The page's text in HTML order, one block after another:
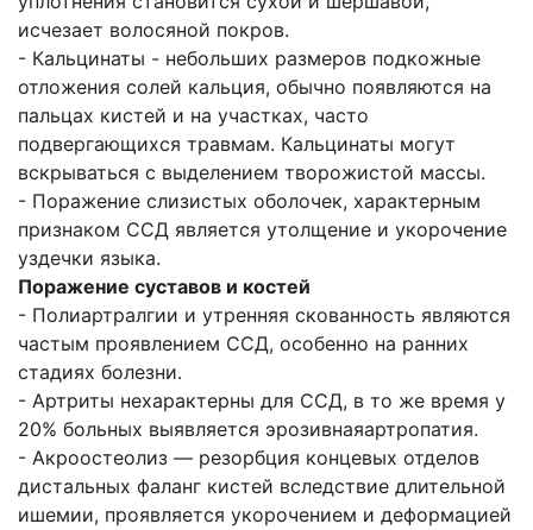
исчезает волосяной покров.
- Кальцинаты - небольших размеров подкожные
отложения солей кальция, обычно появляются на
пальцах кистей и на участках, часто
подвергающихся травмам. Кальцинаты могут
вскрываться с выделением творожистой массы.
- Поражение слизистых оболочек, характерным
признаком ССД является утолщение и укорочение
уздечки языка.
Поражение суставов и костей
- Полиартралгии и утренняя скованность являются
частым проявлением ССД, особенно на ранних
стадиях болезни.
- Артриты нехарактерны для ССД, в то же время у
20% больных выявляется эрозивнаяартропатия.
- Акроостеолиз — резорбция концевых отделов
дистальных фаланг кистей вследствие длительной
ишемии, проявляется укорочением и деформацией